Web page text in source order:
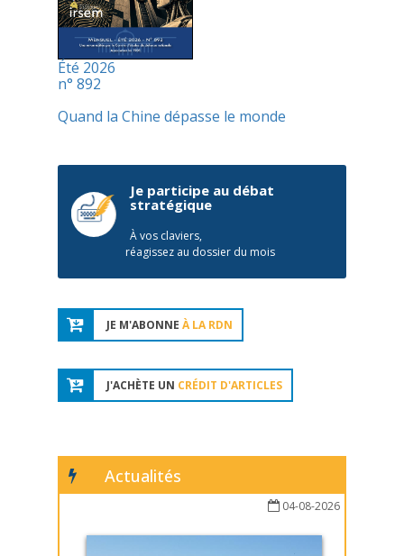
Été 2026
n° 892
Quand la Chine dépasse le monde
Je participe au débat
stratégique
À vos claviers,
réagissez au dossier du mois
JE M'ABONNE À LA RDN
J'ACHÈTE UN CRÉDIT D'ARTICLES
Actualités
04-08-2026